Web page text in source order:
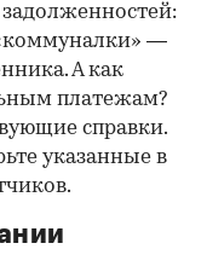
—
А как
платежам?
справки.
указанные в